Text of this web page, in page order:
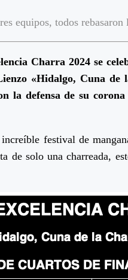
equipos, todos rebasaron
Charra 2024 se
«Hidalgo, Cuna
la defensa de su
festival de
solo una charreada,